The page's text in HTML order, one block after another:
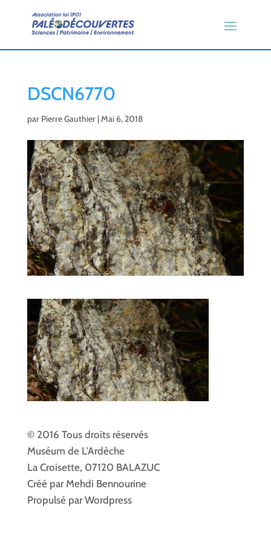
DSCN6770
par Pierre Gauthier|Mai 6, 2018
© 2016 Tous droits réservés
Muséum de L'Ardèche
La Croisette, 07120 BALAZUC
Créé par Mehdi Bennourine
Propulsé par Wordpress